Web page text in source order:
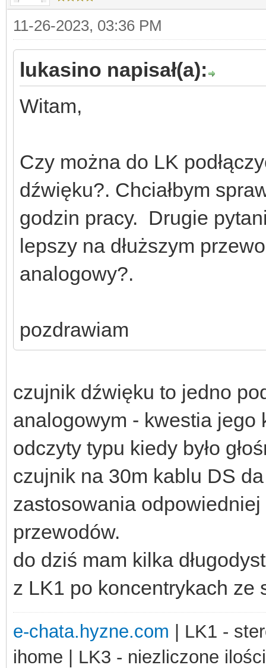
11-26-2023, 03:36 PM
lukasino napisał(a):
Witam,
Czy można do LK
dźwięku?. Chciałbym
godzin pracy. Drugie
lepszy na dłuższym
analogowy?.
pozdrawiam
czujnik dźwięku to jedno
analogowym - kwestia jego
odczyty typu kiedy było
czujnik na 30m kablu DS
zastosowania
przewodów.
do dziś mam kilka
z LK1 po koncentrykach ze
e-chata.hyzne.com | LK1 -
ihome | LK3 - niezliczone